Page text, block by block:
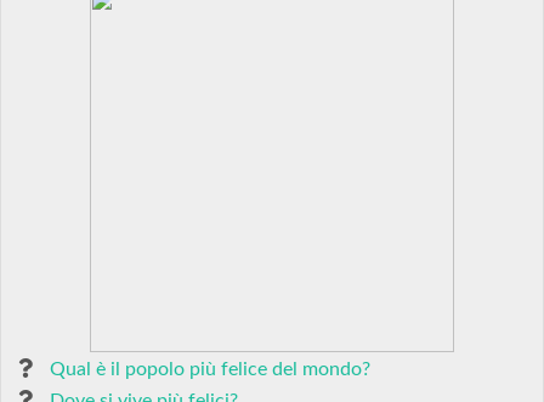
Qual è il popolo più felice del mondo?